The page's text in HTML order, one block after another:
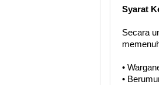
Syarat
Secara
•
•